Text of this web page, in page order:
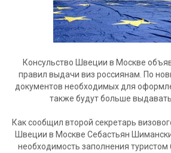
Консульство Швеции в Москве
правил выдачи виз россиянам. По
документов необходимых для
также будут больше
Как сообщил второй секретарь
Швеции в Москве Себастьян
необходимость заполнения туристом